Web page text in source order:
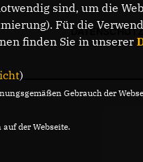
DATENSCHUTZ
sind, um die
Für die
finden Sie in unserer
)
Gebrauch der
der Webseite.